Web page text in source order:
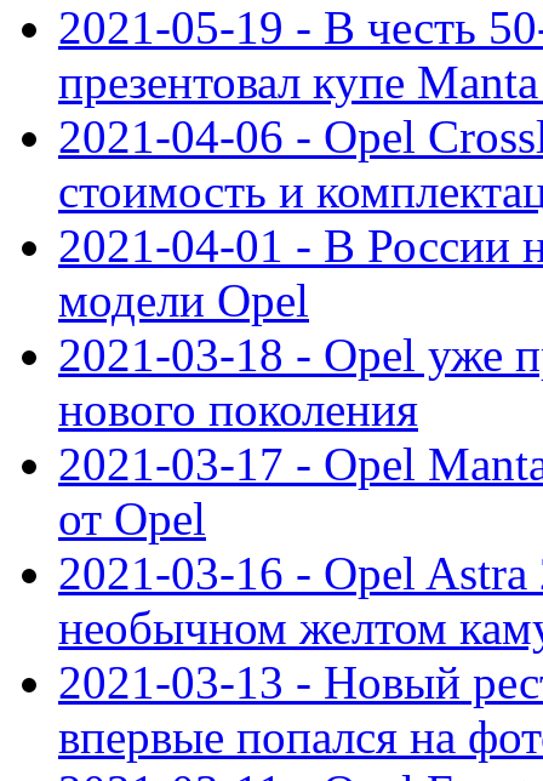
2021-05-19 - В честь
презентовал купе
2021-04-06 - Opel
стоимость и
2021-04-01 - В России
модели Opel
2021-03-18 - Opel уже
нового поколения
2021-03-17 - Opel
от Opel
2021-03-16 - Opel Astra
необычном желтом
2021-03-13 - Новый
впервые попался на